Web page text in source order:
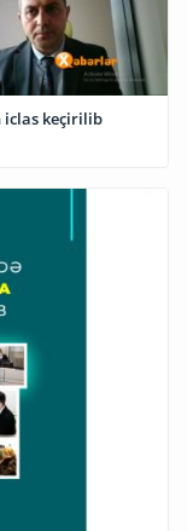
iclas keçirilib